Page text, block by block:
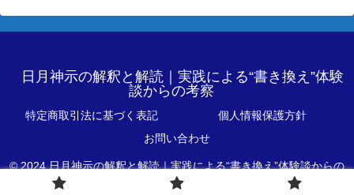
日月神示の解釈と解読｜実践による“書き換え”体験
談からの考察
特定商取引法に基づく表記
個人情報保護方針
お問い合わせ
© 2024 日月神示の解釈と解読｜実践による“書き換え”体験談からの
考察.